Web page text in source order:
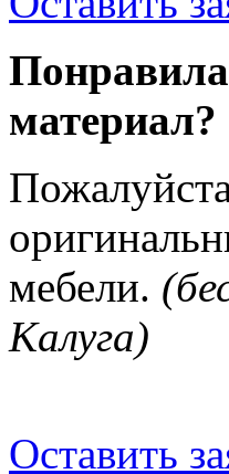
материал?
мебели.
Калуга)
Оставить